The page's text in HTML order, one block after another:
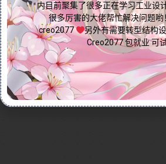
Proe初学者还是资深用户，本视频
率，优化设计流程！
Continue reading...
2025-01-08 by 免费Creo教程
Creo全
草绘命令
内目前聚集了很多正在学习工业设
很多厉害的大佬帮忙解决问题哟
creo2077
另外有需要转型结构
Creo2077 包就业 可